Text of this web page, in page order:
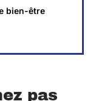
bien-être
pas